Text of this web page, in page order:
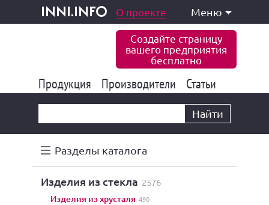
inni.info
и услуги О проекте Меню
Создайте страницу
вашего предприятия
бесплатно
Продукция 177 849
Производители 6 778
Статьи
Найти
Разделы каталога
изделия из стекла 2576
изделия из хрусталя 490